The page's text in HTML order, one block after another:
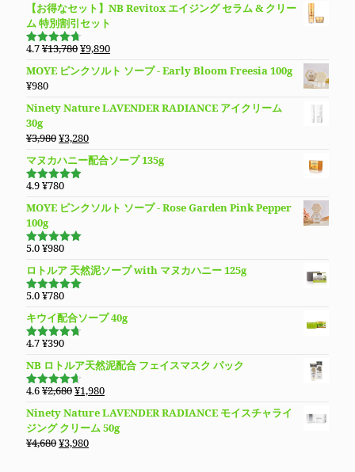
価
価
格
は
で
た。
の
価
格
¥4,780
す。
【お得なセット】NB Revitox エイジング セラム & クリー
ム 特別割引セット
5段階で
価
4.7¥13,780元
価
は
で
し
た。
¥9,890現
の
格
で
す。
MOYE ピンクソルト ソープ - Early Bloom Freesia 100g
¥980
Ninety Nature LAVENDER RADIANCE アイクリーム
30g
¥3,980元
価
格
¥3,980
で
し
¥3,280現
在
の
は
マヌカハニー配合ソープ 135g
5段階で
価
4.9¥780
MOYE ピンクソルト ソープ - Rose Garden Pink Pepper
100g
5段階で
5.0¥980
ロトルア 天然泥ソープ with マヌカハニー 125g
5段階で
5.0¥780
キウイ配合ソープ 40g
5段階で
価
4.7¥390
NB ロトルア天然泥配合 フェイスマスク パック
5段階で
価
4.6¥2,680元
価
格
は
¥1,980現
の
価
Ninety Nature LAVENDER RADIANCE モイスチャライ
ジング クリーム 50g
¥4,680元
¥3,980現